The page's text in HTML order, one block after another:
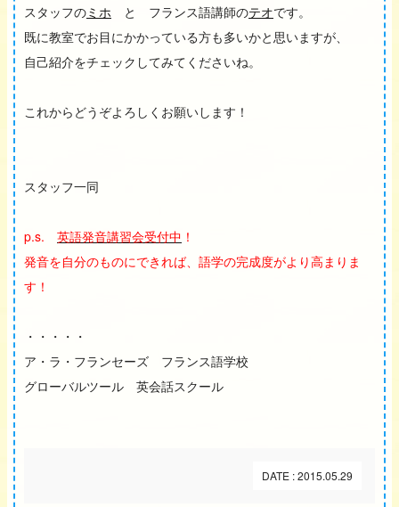
スタッフのミホ と フランス語講師のテオです。
既に教室でお目にかかっている方も多いかと思いますが、
自己紹介をチェックしてみてくださいね。
これからどうぞよろしくお願いします！
スタッフ一同
p.s. 英語発音講習会受付中 ！
発音を自分のものにできれば、語学の完成度がより高まりま
す！
・・・・・
ア・ラ・フランセーズ フランス語学校
グローバルツール 英会話スクール
DATE : 2015.05.29